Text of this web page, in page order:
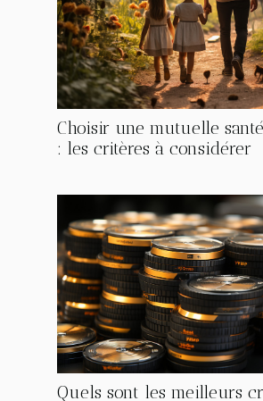
Choisir une mutuelle
: les critères à considérer
Quels sont les meilleurs